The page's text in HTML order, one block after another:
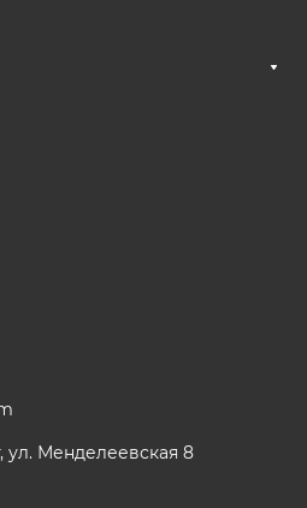
ул. Менделеевская 8